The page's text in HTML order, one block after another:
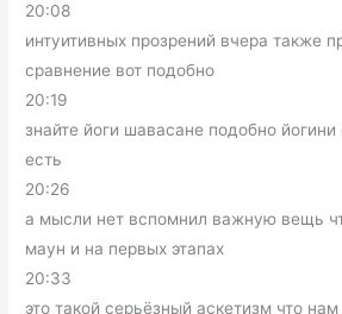
20:08
интуитивных прозрений вчера также
сравнение вот подобно
20:19
знайте йоги шавасане подобно
есть
20:26
а мысли нет вспомнил важную вещь
маун и на первых этапах
20:33
это такой серьёзный аскетизм что